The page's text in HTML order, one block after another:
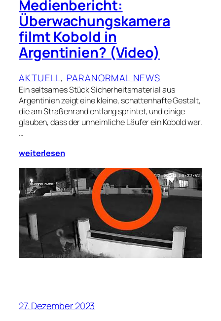
Medienbericht:
Überwachungskamera
filmt Kobold in
Argentinien? (Video)
AKTUELL, PARANORMAL NEWS
Ein seltsames Stück Sicherheitsmaterial aus
Argentinien zeigt eine kleine, schattenhafte Gestalt,
die am Straßenrand entlang sprintet, und einige
glauben, dass der unheimliche Läufer ein Kobold war.
…
weiterlesen
27. Dezember 2023